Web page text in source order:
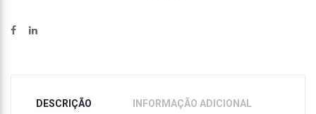
DESCRIÇÃO INFORMAÇÃO ADICIONAL